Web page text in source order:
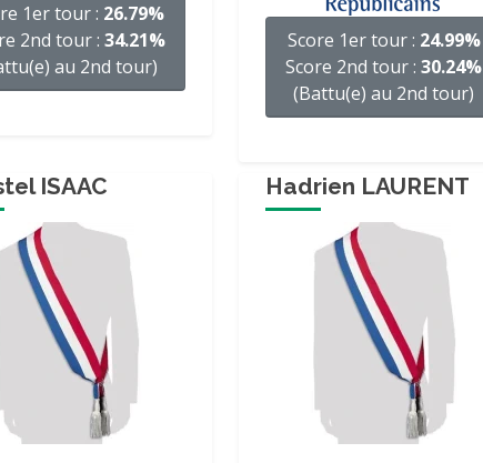
1er tour : 26.79%
2nd tour : 34.21%
au 2nd tour)
Score 1er tour : 24.99%
Score 2nd tour : 30.24%
(Battu(e) au 2nd tour)
ISAAC Hadrien LAURENT